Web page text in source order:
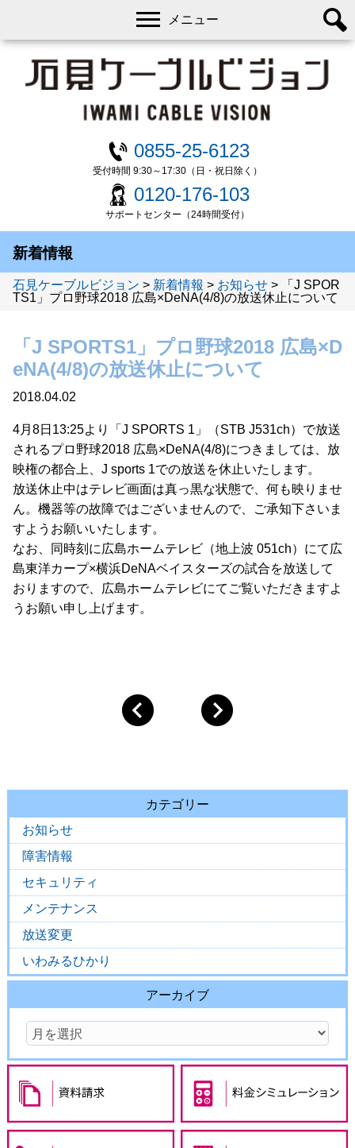
0855-25-6123
受付時間 9:30～17:30（日・祝日除く）
0120-176-103
サポートセンター（24時間受付）
メニュー
新着情報
石見ケーブルビジョン > 新着情報 > お知らせ >
「J SPOR
TS1」プロ野球2018 広島×DeNA(4/8)の放送休止について
「J SPORTS1」プロ野球2018 広島×D
eNA(4/8)の放送休止について
2018.04.02
4月8日13:25より「J SPORTS 1」（STB J531ch）で放送
されるプロ野球2018 広島×DeNA(4/8)につきましては、放
映権の都合上、J sports 1での放送を休止いたします。
放送休止中はテレビ画面は真っ黒な状態で、何も映りませ
ん。機器等の故障ではございませんので、ご承知下さいま
すようお願いいたします。
なお、同時刻に広島ホームテレビ（地上波 051ch）にて広
島東洋カープ×横浜DeNAベイスターズの試合を放送して
おりますので、広島ホームテレビにてご覧いただきますよ
うお願い申し上げます。
カテゴリー
お知らせ
障害情報
セキュリティ
メンテナンス
放送変更
いわみるひかり
アーカイブ